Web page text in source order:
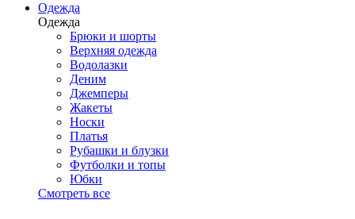
Одежда
Одежда
Брюки и шорты
Верхняя одежда
Водолазки
Деним
Джемперы
Жакеты
Носки
Платья
Рубашки и блузки
Футболки и топы
Юбки
Смотреть все